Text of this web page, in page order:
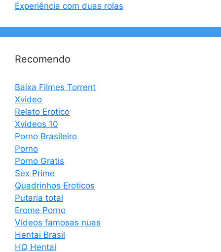
Experiência com duas rolas
Recomendo
Baixa Filmes Torrent
Xvideo
Relato Erotico
Xvideos 10
Porno Brasileiro
Porno
Porno Gratis
Sex Prime
Quadrinhos Eroticos
Putaria total
Erome Porno
Videos famosas nuas
Hentai Brasil
HQ Hentai